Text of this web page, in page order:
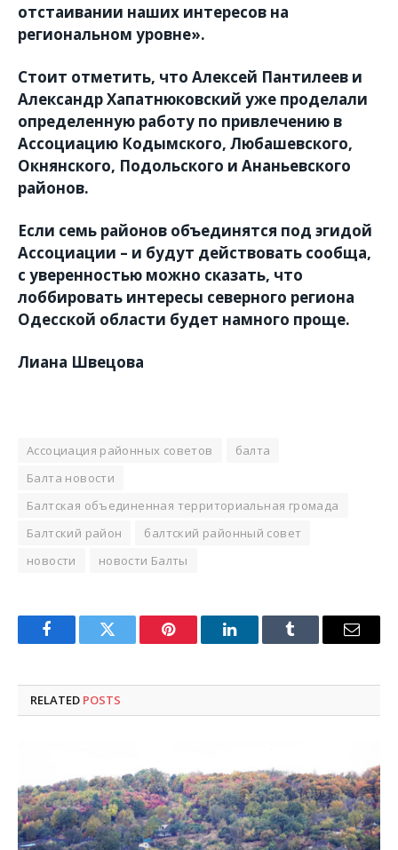
отстаивании наших интересов на
региональном уровне».
Стоит отметить, что Алексей Пантилеев и
Александр Хапатнюковский уже проделали
определенную работу по привлечению в
Ассоциацию Кодымского, Любашевского,
Окнянского, Подольского и Ананьевского
районов.
Если семь районов объединятся под эгидой
Ассоциации – и будут действовать сообща,
с уверенностью можно сказать, что
лоббировать интересы северного региона
Одесской области будет намного проще.
Лиана Швецова
Ассоциация районных советов
балта
Балта новости
Балтская объединенная территориальная громада
Балтский район
балтский районный совет
новости
новости Балты
FacebookTwitter Pinterest LinkedInTumblr Email
RELATED POSTS